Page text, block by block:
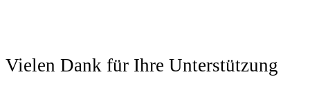
Vielen Dank für Ihre Unterstützung